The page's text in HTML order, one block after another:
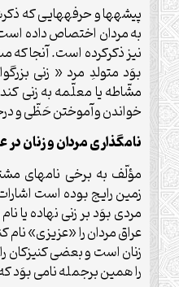
پيشه‏ها و حرفه‏هايى ‏كه
به مردان اختصاص داده
نيز ذكركرده است. آنجا كه
بوَد متولدِ مرد « زنى
مشّاطه يا معلّمه به زنى
خواندن وآموختن حَظّى و درجه
نام‏گذارى مردان و زنان
مؤلّف به برخى نام‏هاى
زمين رايج بوده است
مردى بوَد بر زنى نهاده ‏يا
عراق مردان را «عزيزى»
زنان است و بعضى‏ كنيزكان
را همين برجمله نامى بوَد كه